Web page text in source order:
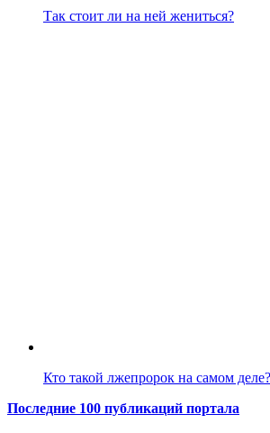
Так стоит ли на ней жениться?
Кто такой лжепророк на самом деле?
Последние 100 публикаций портала